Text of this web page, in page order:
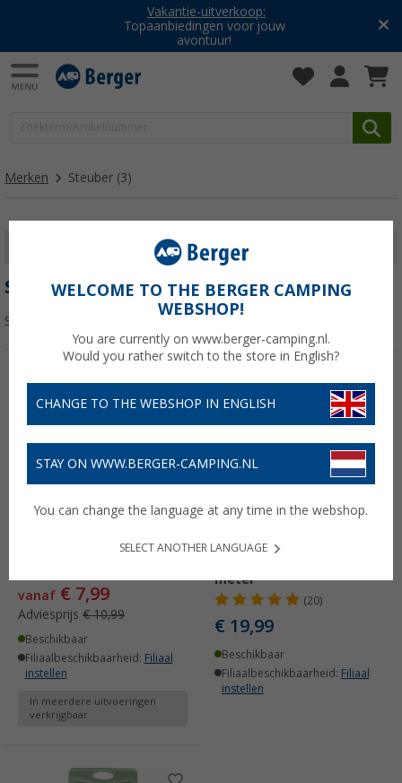
Vakantie-uitverkoop:
Topaanbiedingen voor jouw
avontuur!
Merken Steuber (3)
FILTER WEERGEVEN
STEUBER
Sorteren:
-27%
design incl. schilmesje
vanaf € 7,99
Adviesprijs € 10,99
Beschikbaar
Filiaalbeschikbaarheid: Filiaal
instellen
In meerdere uitvoeringen
verkrijgbaar
met telescoopsteel /
meter
(20)
€ 19,99
Beschikbaar
Filiaalbeschikbaarheid: Filiaal
instellen
WELCOME TO THE BERGER CAMPING
WEBSHOP!
You are currently on www.berger-camping.nl.
Would you rather switch to the store in English?
CHANGE TO THE WEBSHOP IN ENGLISH
STAY ON WWW.BERGER-CAMPING.NL
You can change the language at any time in the webshop.
SELECT ANOTHER LANGUAGE